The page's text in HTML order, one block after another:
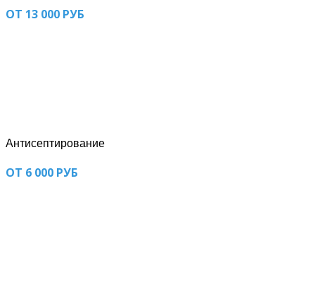
ОТ 13 000 РУБ
Антисептирование
ОТ 6 000 РУБ